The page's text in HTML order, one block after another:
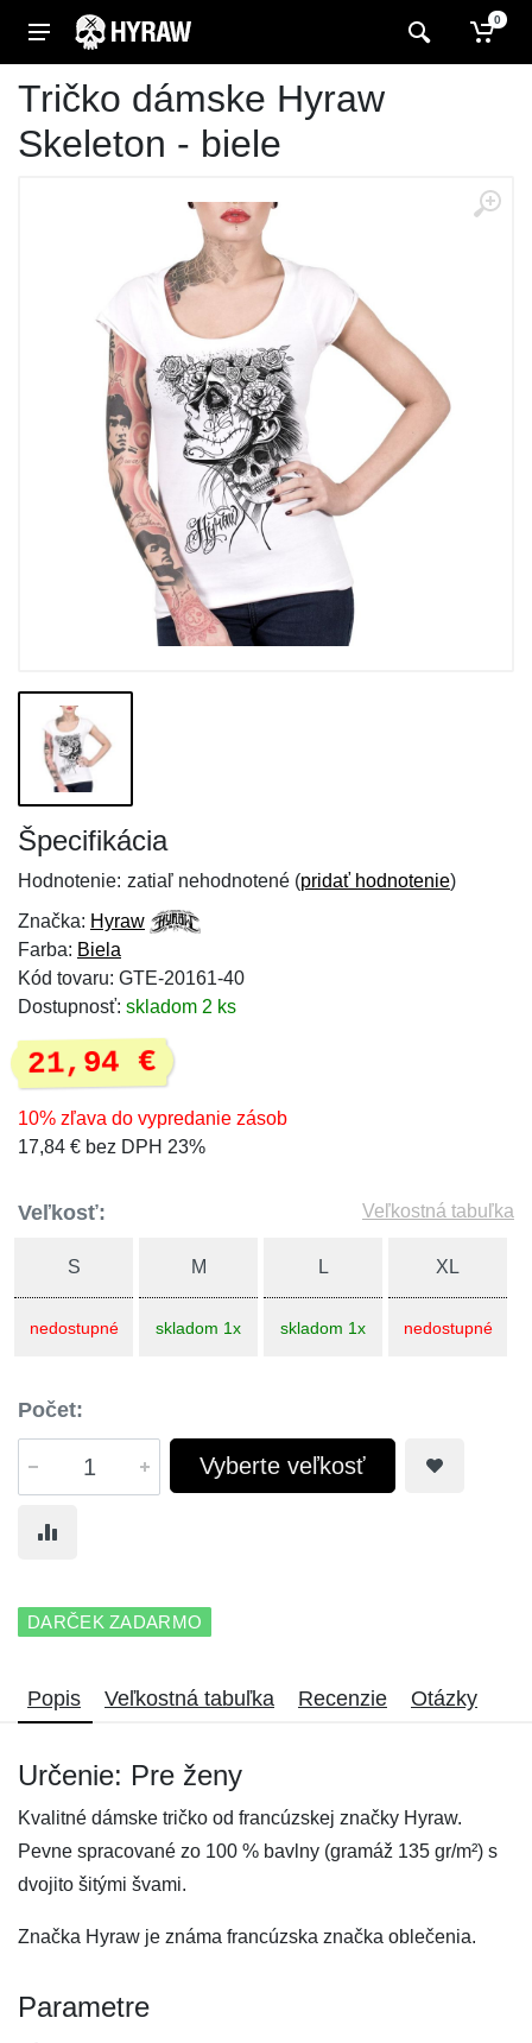
0
Tričko dámske Hyraw
Skeleton - biele
Špecifikácia
Hodnotenie: zatiaľ nehodnotené (pridať hodnotenie)
Značka: Hyraw
Farba: Biela
Kód tovaru: GTE-20161-40
Dostupnosť: skladom 2 ks
21,94 €
10% zľava do vypredanie zásob
17,84 € bez DPH 23%
Veľkosť: Veľkostná tabuľka
S
nedostupné
M
skladom 1x
L
skladom 1x
XL
nedostupné
Počet:
Vyberte veľkosť
DARČEK ZADARMO
Popis Veľkostná tabuľka Recenzie Otázky
Určenie: Pre ženy
Kvalitné dámske tričko od francúzskej značky Hyraw.
Pevne spracované zo 100 % bavlny (gramáž 135 gr/m²) s
dvojito šitými švami.
Značka Hyraw je známa francúzska značka oblečenia.
Parametre